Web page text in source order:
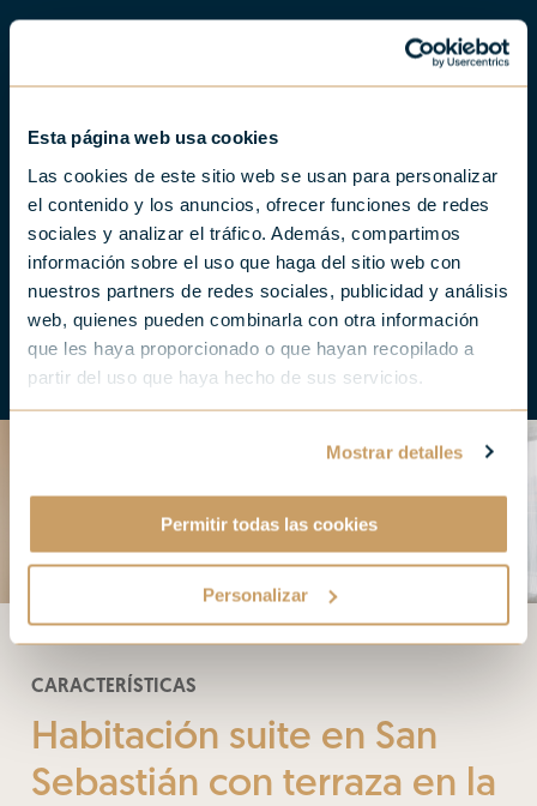
Esta página web usa cookies
Las cookies de este sitio web se usan para personalizar
el contenido y los anuncios, ofrecer funciones de redes
sociales y analizar el tráfico. Además, compartimos
información sobre el uso que haga del sitio web con
nuestros partners de redes sociales, publicidad y análisis
web, quienes pueden combinarla con otra información
que les haya proporcionado o que hayan recopilado a
partir del uso que haya hecho de sus servicios.
Mostrar detalles
Permitir todas las cookies
Personalizar
Cuando dedicas algo a
Hitchcock, sabes que tiene
que ser algo grande. Muy
grande. Como esta suite en
San Sebastián.
CARACTERÍSTICAS
Habitación suite en San
Sebastián con terraza en la